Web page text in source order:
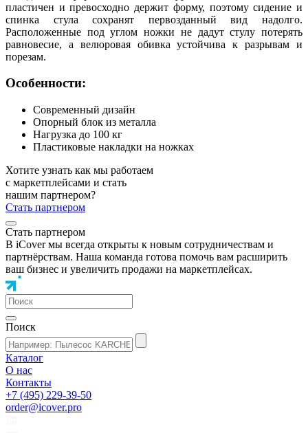
пластичен и превосходно держит форму, поэтому сидение и
спинка стула сохранят первозданный вид надолго.
Расположенные под углом ножки не дадут стулу потерять
равновесие, а велюровая обивка устойчива к разрывам и
порезам.
Особенности:
Современный дизайн
Опорный блок из металла
Нагрузка до 100 кг
Пластиковые накладки на ножках
Хотите узнать как мы работаем
с маркетплейсами и стать
нашим партнером?
Стать партнером
Стать партнером
В iCover мы всегда открыты к новым сотрудничествам и
партнёрствам. Наша команда готова помочь вам расширить
ваш бизнес и увеличить продажи на маркетплейсах.
Поиск
Каталог
О нас
Контакты
+7 (495) 229-39-50
order@icover.pro